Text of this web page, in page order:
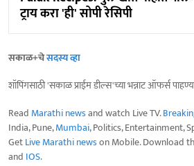
ट्राय करा 'ही' सोपी रेसिपी
सकाळ+चेसदस्य व्हा
शॉपिंगसाठी 'सकाळ प्राईम डील्स'च्या भन्नाट ऑफर्स
Read Marathi newsand watch Live TV.
India, Pune,Mumbai, Politics, Entertainment,
GetLive Marathi newson Mobile. Download
and IOS.